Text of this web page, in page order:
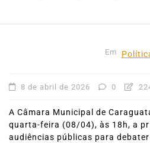
Em
8 de abril de 2026 0
A Câmara Municipal de
quarta-feira (08/04), às 18h, a
audiências públicas para